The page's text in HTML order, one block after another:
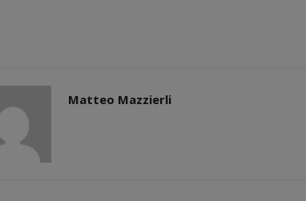
Matteo Mazzierli